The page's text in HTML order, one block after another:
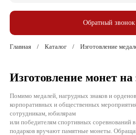
Обратный звонок
Главная Каталог Изготовление
Изготовление монет на
Помимо медалей, нагрудных знаков и
корпоративных и общественных
сотрудникам, юбилярам
или победителям спортивных соревнований в
подарков вручают памятные монеты.